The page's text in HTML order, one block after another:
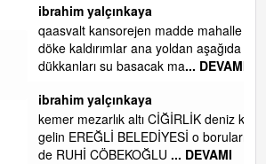
madde mahalle aralarında asvalt döke
ana yoldan aşağıda kaldı bi yağmurda
ma... DEVAMI
CİĞİRLİK deniz kenarına giden yola
o boruları zamanında tüm ereğli
... DEVAMI